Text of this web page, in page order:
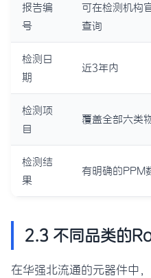
报告编
号
可在检测机构
查询
检测日
期
近3年内
检测项
目
覆盖全部六类
检测结
果
有明确的PPM
2.3 不同品类的
在华强北流通的元器件中